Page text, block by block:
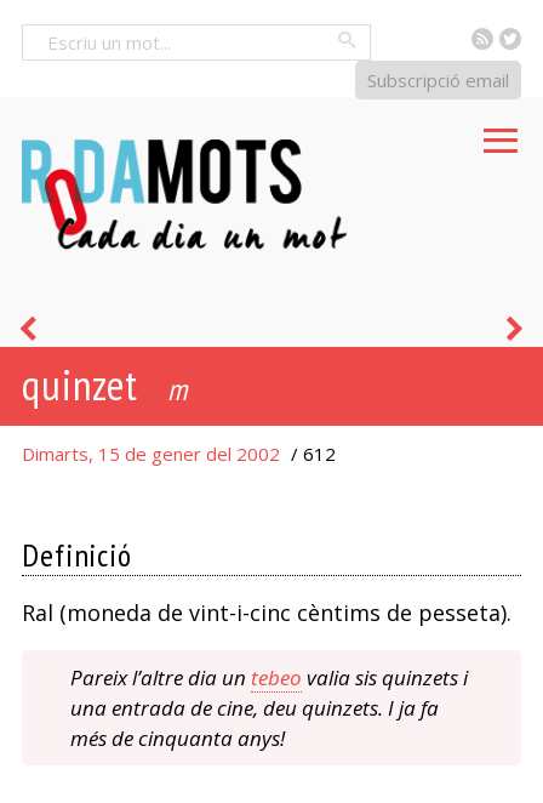
RSS
Subscripció email
quinzet m
Dimarts, 15 de gener del 2002 / 612
Definició
Ral (moneda de vint-i-cinc cèntims de pesseta).
Pareix l’altre dia un tebeo valia sis quinzets i
una entrada de cine, deu quinzets. I ja fa
més de cinquanta anys!
cèntim